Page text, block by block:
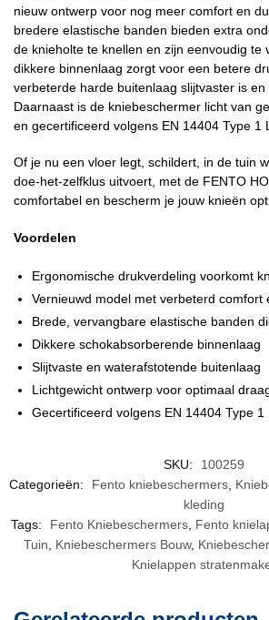
nieuw ontwerp voor nog meer comfort en
bredere elastische banden bieden extra
de knieholte te knellen en zijn eenvoudig te
dikkere binnenlaag zorgt voor een betere
verbeterde harde buitenlaag slijtvaster is en
Daarnaast is de kniebeschermer licht van
en gecertificeerd volgens EN 14404 Type 1
Of je nu een vloer legt, schildert, in de tuin
doe-het-zelfklus uitvoert, met de FENTO
comfortabel en bescherm je jouw knieën
Voordelen
Ergonomische drukverdeling voorkomt
Vernieuwd model met verbeterd comfort
Brede, vervangbare elastische banden
Dikkere schokabsorberende binnenlaag
Slijtvaste en waterafstotende buitenlaag
Lichtgewicht ontwerp voor optimaal
Gecertificeerd volgens EN 14404 Type 1
SKU:
100259
Categorieën:
Fento kniebeschermers
kleding
Tags:
Fento Kniebeschermers, Fento
Tuin
Kniebeschermers Bouw,
Knielappen